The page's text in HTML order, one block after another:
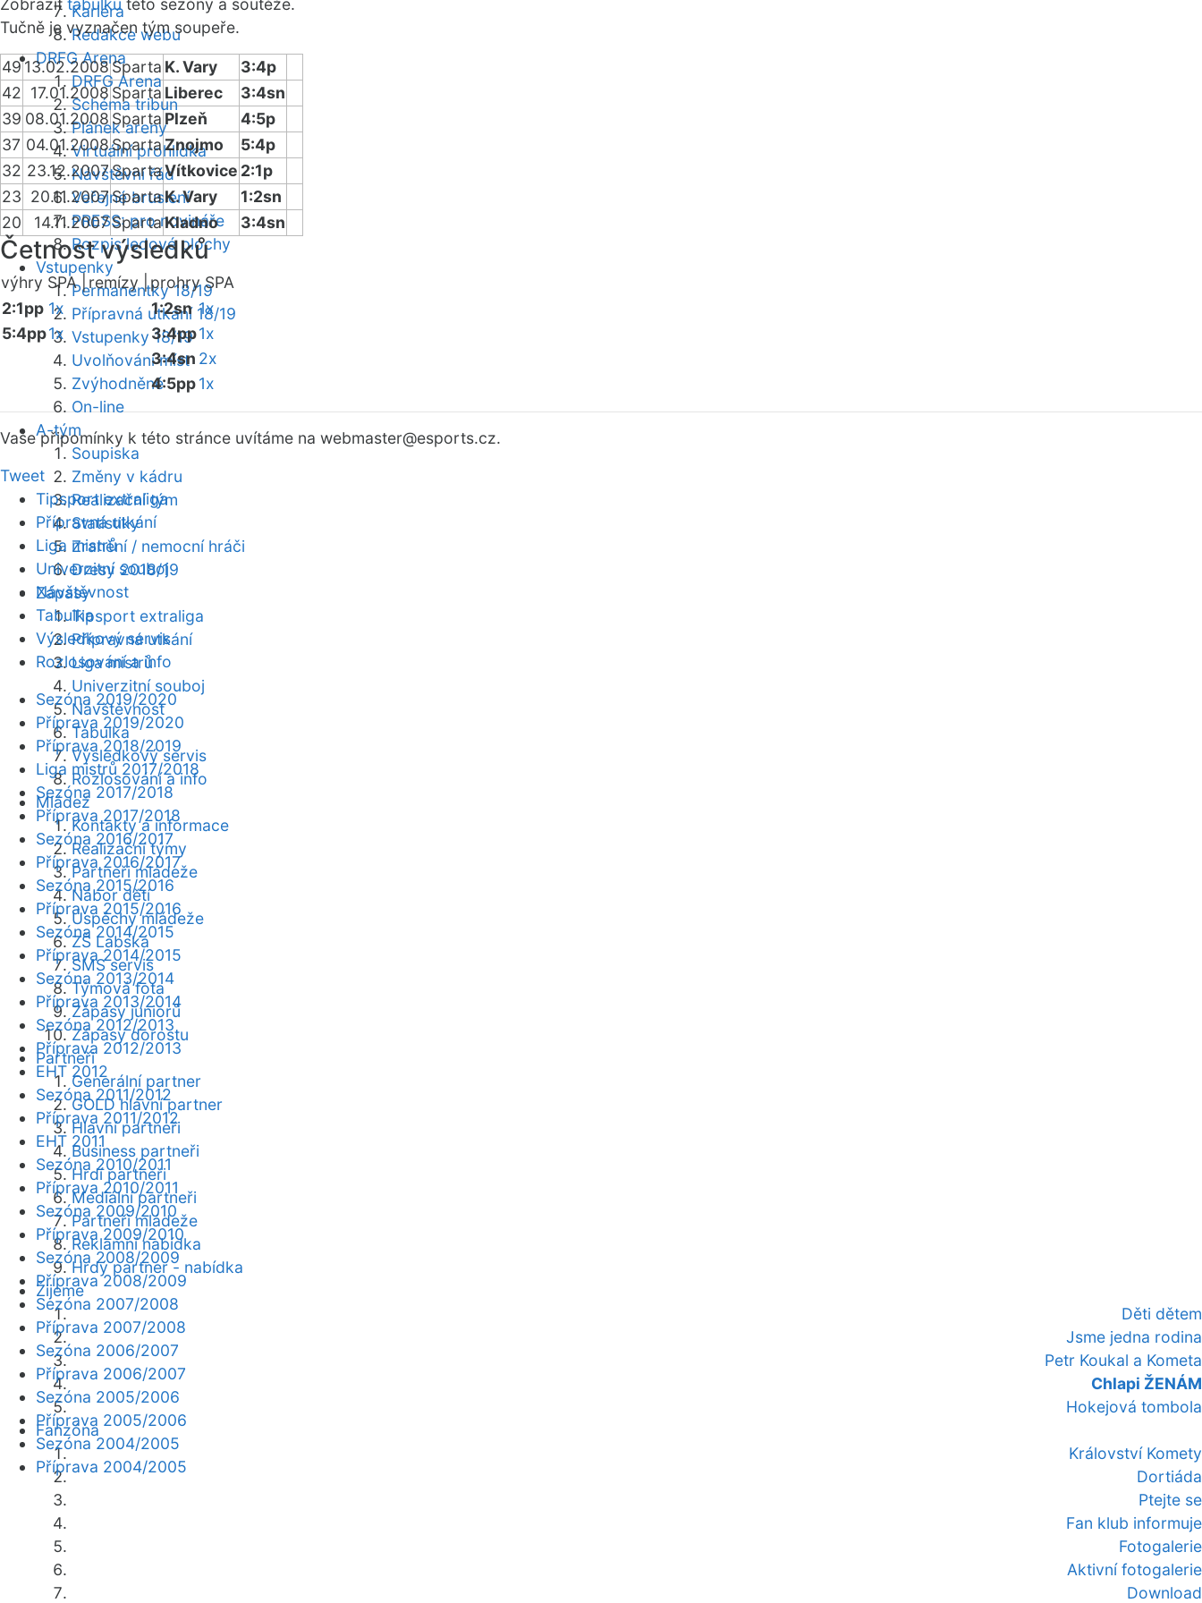
Kariéra
Redakce webu
DRFG Arena
DRFG Arena
Schéma tribun
Plánek areny
Virtuální prohlídka
Návštěvní řád
Veřejné bruslení
PRESS: pro novináře
Rozpis ledové plochy
Vstupenky
Permanentky 18/19
Přípravná utkání 18/19
Vstupenky 18/19
Uvolňování míst
Zvýhodněné
On-line
A-tým
Soupiska
Změny v kádru
Realizační tým
Statistiky
Zranění / nemocní hráči
Dresy 2018/19
Zápasy
Tipsport extraliga
Přípravná utkání
Liga mistrů
Univerzitní souboj
Návštěvnost
Tabulka
Výsledkový servis
Rozlosování a info
Mládež
Kontakty a informace
Realizační týmy
Partneři mládeže
Nábor dětí
Úspěchy mládeže
ZŠ Labská
SMS servis
Týmová fota
Zápasy juniorů
Zápasy dorostu
Partneři
Generální partner
GOLD hlavní partner
Hlavní partneři
Business partneři
Hrdí partneři
Mediální partneři
Partneři mládeže
Reklamní nabídka
Hrdý partner - nabídka
Žijeme
Děti dětem
Jsme jedna rodina
Petr Koukal a Kometa
Chlapi ŽENÁM
Hokejová tombola
Fanzóna
Království Komety
Dortiáda
Ptejte se
Fan klub informuje
Fotogalerie
Aktivní fotogalerie
Download
Zobrazit tabulku této sezóny a soutěže.
Tučně je vyznačen tým soupeře.
4913.02.2008 Sparta K. Vary
3:4p
42 17.01.2008Sparta Liberec
3:4sn
39 08.01.2008 Sparta Plzeň
4:5p
37 04.01.2008SpartaZnojmo
5:4p
32 23.12.2007SpartaVítkovice 2:1p
23 20.11.2007SpartaK. Vary
1:2sn
20
14.11.2007SpartaKladno 3:4sn
Četnost výsledků
výhry SPA | remízy |prohry SPA
2:1pp 1x
5:4pp1x
1:2sn 1x
3:4pp1x
3:4sn 2x
4:5pp1x
Vaše připomínky k této stránce uvítáme na webmaster@esports.cz.
Tweet
Tipsport extraliga
Přípravná utkání
Liga mistrů
Univerzitní souboj
Návštěvnost
Tabulka
Výsledkový servis
Rozlosování a info
Sezóna 2019/2020
Příprava 2019/2020
Příprava 2018/2019
Liga mistrů 2017/2018
Sezóna 2017/2018
Příprava 2017/2018
Sezóna 2016/2017
Příprava 2016/2017
Sezóna 2015/2016
Příprava 2015/2016
Sezóna 2014/2015
Příprava 2014/2015
Sezóna 2013/2014
Příprava 2013/2014
Sezóna 2012/2013
Příprava 2012/2013
EHT 2012
Sezóna 2011/2012
Příprava 2011/2012
EHT 2011
Sezóna 2010/2011
Příprava 2010/2011
Sezóna 2009/2010
Příprava 2009/2010
Sezóna 2008/2009
Příprava 2008/2009
Sezóna 2007/2008
Příprava 2007/2008
Sezóna 2006/2007
Příprava 2006/2007
Sezóna 2005/2006
Příprava 2005/2006
Sezóna 2004/2005
Příprava 2004/2005